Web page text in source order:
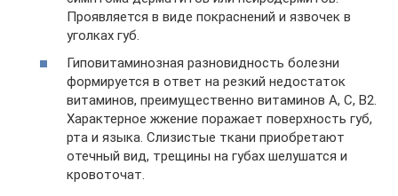
Проявляется в виде покраснений и язвочек в
уголках губ.
Гиповитаминозная разновидность болезни
формируется в ответ на резкий недостаток
витаминов, преимущественно витаминов А, С, В2.
Характерное жжение поражает поверхность губ,
рта и языка. Слизистые ткани приобретают
отечный вид, трещины на губах шелушатся и
кровоточат.